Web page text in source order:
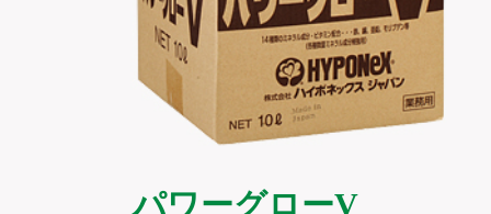
パワーグローV